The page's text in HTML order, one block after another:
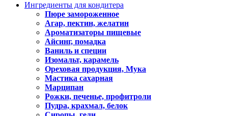
Ингредиенты для кондитера
Пюре замороженное
Агар, пектин, желатин
Ароматизаторы пищевые
Айсинг, помадка
Ваниль и специи
Изомальт, карамель
Ореховая продукция, Мука
Мастика сахарная
Марципан
Рожки, печенье, профитроли
Пудра, крахмал, белок